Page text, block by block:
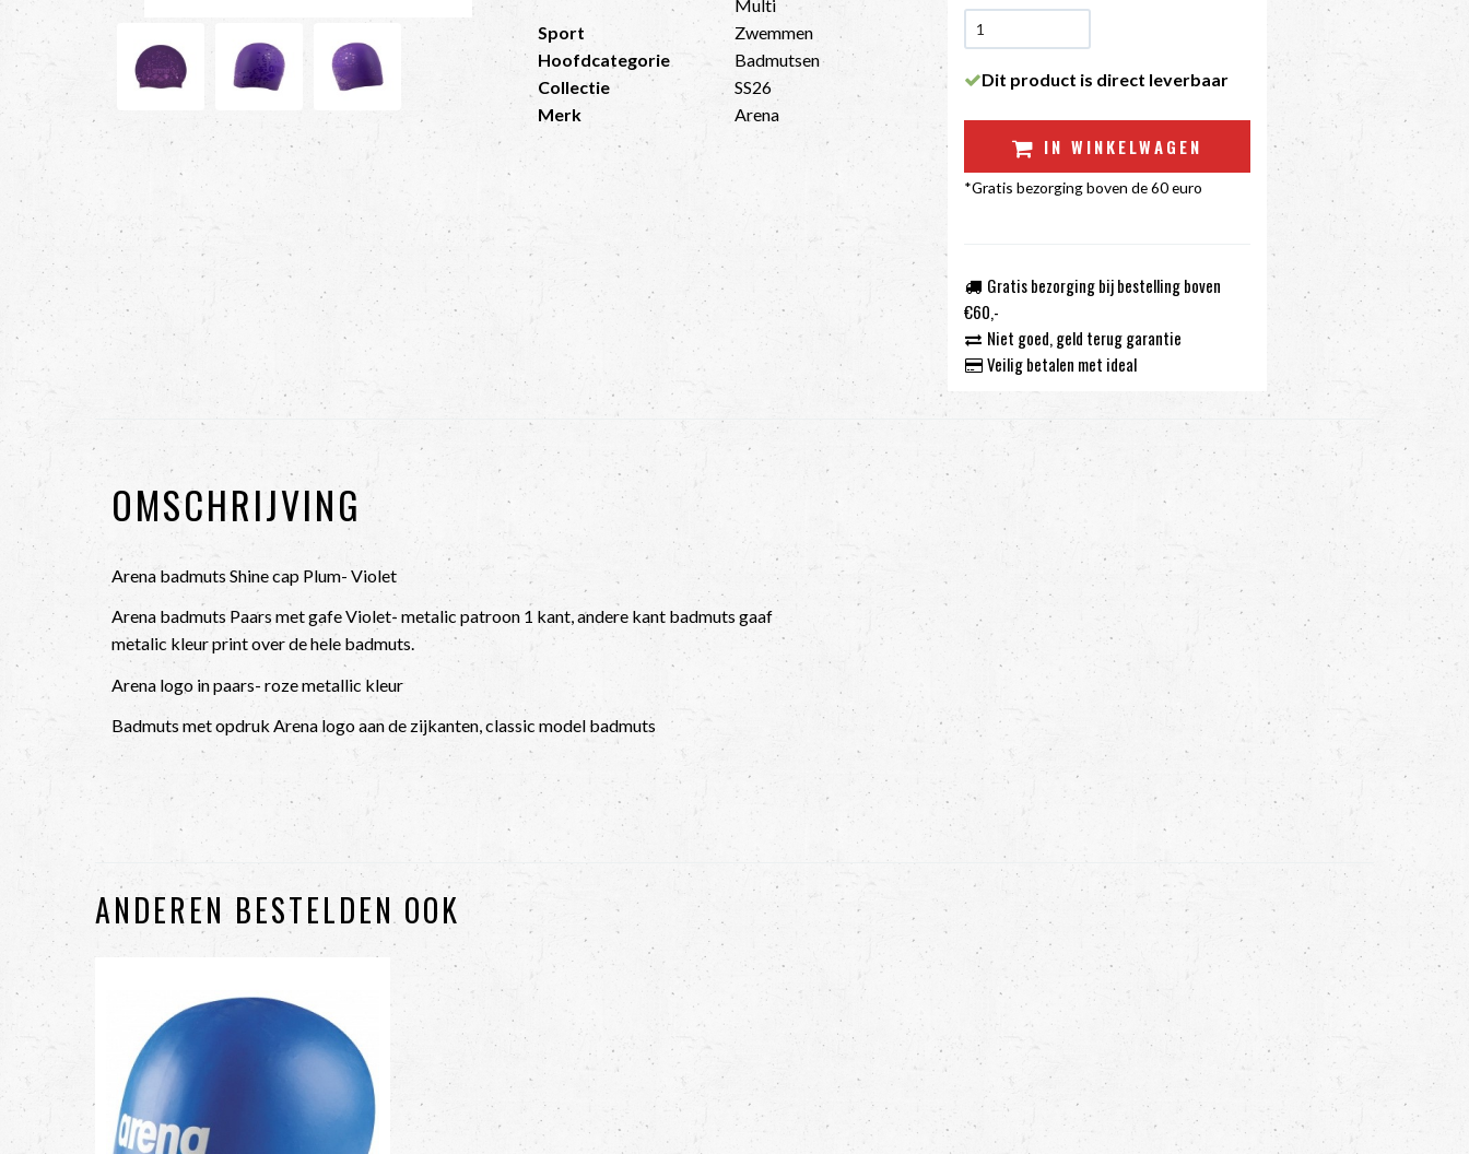
Multi
Sport
Zwemmen
Hoofdcategorie
Badmutsen
Collectie
SS26
Merk
Arena
Dit product is direct leverbaar
IN WINKELWAGEN
*Gratis bezorging boven de 60 euro
Gratis bezorging bij bestelling boven
€60,-
Niet goed, geld terug garantie
Veilig betalen met ideal
OMSCHRIJVING
Arena badmuts Shine cap Plum- Violet
Arena badmuts Paars met gafe Violet- metalic patroon 1 kant, andere kant badmuts gaaf
metalic kleur print over de hele badmuts.
Arena logo in paars- roze metallic kleur
Badmuts met opdruk Arena logo aan de zijkanten, classic model badmuts
ANDEREN BESTELDEN OOK